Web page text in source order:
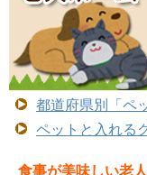
都道府県別「ペ
ペットと入れる
食事が美味しい老